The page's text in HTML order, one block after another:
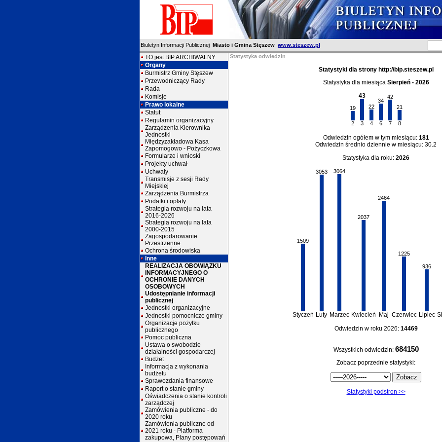
Biuletyn Informacji Publicznej Miasto i Gmina Stęszew www.steszew.pl
TO jest BIP ARCHIWALNY
Organy
Burmistrz Gminy Stęszew
Przewodniczący Rady
Rada
Komisje
Prawo lokalne
Statut
Regulamin organizacyjny
Zarządzenia Kierownika
Jednostki
Międzyzakładowa Kasa
Zapomogowo - Pożyczkowa
Formularze i wnioski
Projekty uchwał
Uchwały
Transmisje z sesji Rady
Miejskiej
Zarządzenia Burmistrza
Podatki i opłaty
Strategia rozwoju na lata
2016-2026
Strategia rozwoju na lata
2000-2015
Zagospodarowanie
Przestrzenne
Ochrona środowiska
Inne
REALIZACJA OBOWIĄZKU
INFORMACYJNEGO O
OCHRONIE DANYCH
OSOBOWYCH
Udostępnianie informacji
publicznej
Jednostki organizacyjne
Jednostki pomocnicze gminy
Organizacje pożytku
publicznego
Pomoc publiczna
Ustawa o swobodzie
działalności gospodarczej
Budżet
Informacja z wykonania
budżetu
Sprawozdania finansowe
Raport o stanie gminy
Oświadczenia o stanie kontroli
zarządczej
Zamówienia publiczne - do
2020 roku
Zamówienia publiczne od
2021 roku - Platforma
zakupowa, Plany postępowań
Statystyka odwiedzin
Statystyki dla strony http://bip.steszew.pl
Statystyka dla miesiąca Sierpień - 2026
19
2
43
3
22
4
34
6
42
7
21
8
Odwiedzin ogółem w tym miesiącu: 181
Odwiedzin średnio dziennie w miesiącu: 30.2
Statystyka dla roku: 2026
1509
Styczeń
3053
Luty
3064
Marzec
2037
Kwiecień
2464
Maj
1225
Czerwiec
936
Lipiec
Odwiedzin w roku 2026: 14469
Wszystkich odwiedzin: 684150
Zobacz poprzednie statystyki:
Statystyki podstron >>